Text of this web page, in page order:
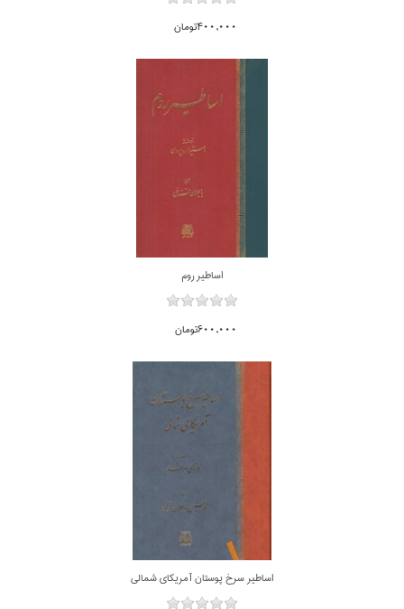
400,000تومان
اساطير روم
600,000تومان
اساطير سرخ پوستان آمريكاي شمالي